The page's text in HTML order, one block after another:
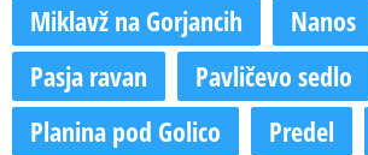
Miklavž na Gorjancih
Nanos
Pasja ravan
Pavličevo sedlo
Planina pod Golico
Predel